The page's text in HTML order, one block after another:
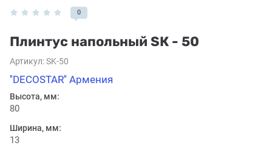
0
Плинтус напольный SК - 50
Артикул:SK-50
''DECOSTAR'' Армения
Высота, мм:
80
Ширина, мм:
13